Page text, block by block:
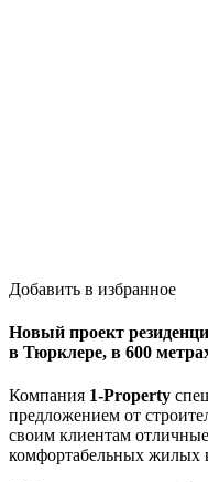
Добавить в избранное
Новый проект
в Тюрклере, в 600
Компания 1-Property
предложением от
своим клиентам
комфортабельных жилых